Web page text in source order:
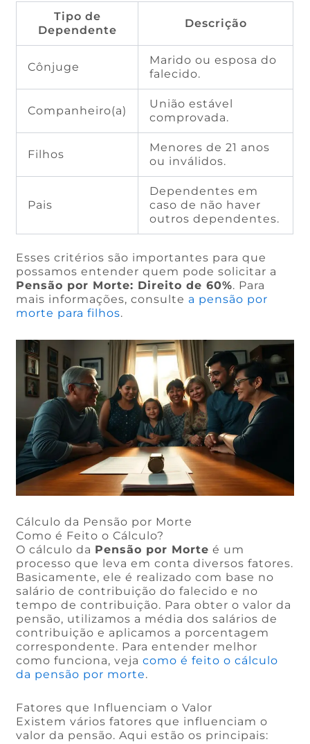
Tipo de
Dependente
Descrição
Cônjuge
Marido ou esposa do
falecido.
Companheiro(a)
União estável
comprovada.
Filhos
Menores de 21 anos
ou inválidos.
Pais
Dependentes em
caso de não haver
outros dependentes.
Esses critérios são importantes para que
possamos entender quem pode solicitar a
Pensão por Morte: Direito de 60%. Para
mais informações, consulte a pensão por
morte para filhos.
Cálculo da Pensão por Morte
Como é Feito o Cálculo?
O cálculo da Pensão por Morte é um
processo que leva em conta diversos fatores.
Basicamente, ele é realizado com base no
salário de contribuição do falecido e no
tempo de contribuição. Para obter o valor da
pensão, utilizamos a média dos salários de
contribuição e aplicamos a porcentagem
correspondente. Para entender melhor
como funciona, vejacomo é feito o cálculo
da pensão por morte.
Fatores que Influenciam o Valor
Existem vários fatores que influenciam o
valor da pensão. Aqui estão os principais: